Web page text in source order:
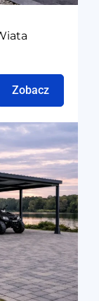
Zobacz